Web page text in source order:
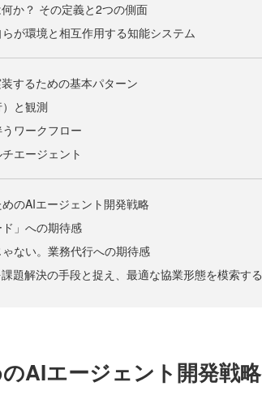
か？ その定義と2つの側面
が環境と相互作用する知能システム
するための基本パターン
と観測
ワークフロー
エージェント
のAIエージェント開発戦略
ド」への期待感
ない。業務代行への期待感
題解決の手段と捉え、最適な協業形態を模索する
AIエージェント開発戦略